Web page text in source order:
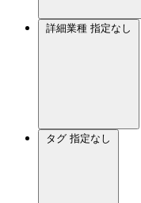
詳細業種 指定なし
タグ 指定なし